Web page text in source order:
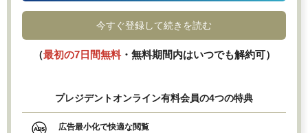
今すぐ登録して続きを読む
（最初の7日間無料・無料期間内はいつでも解約可）
プレジデントオンライン有料会員の4つの特典
広告最小化で快適な閲覧